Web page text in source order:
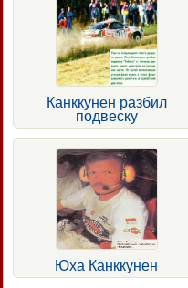
Канккунен разбил
подвеску
Юха Канккунен